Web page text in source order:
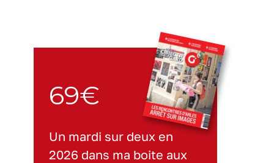
69€
Un mardi sur deux en
2026 dans ma boite aux